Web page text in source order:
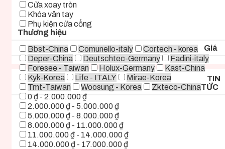
Cửa xoay tròn
Khóa vân tay
Phụ kiện cửa cổng
Thương hiệu
Bbst-China
Comunello-italy
Cortech - korea
Deper-China
Deutschtec-Germany
Fadini-italy
Foresee - Taiwan
Holux-Germany
Kast-China
Kyk-Korea
Life - ITALY
Mirae-Korea
Tmt-Taiwan
Woosung - Korea Zkteco-China
Giá
0 ₫ - 2.000.000 ₫
2.000.000 ₫ - 5.000.000 ₫
5.000.000 ₫ - 8.000.000 ₫
8.000.000 ₫ - 11.000.000 ₫
11.000.000 ₫ - 14.000.000 ₫
14.000.000 ₫ - 17.000.000 ₫
TIN
TỨC